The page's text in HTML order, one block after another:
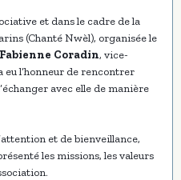
et dans le cadre de la
(Chanté Nwèl), organisée le
Fabienne Coradin, vice-
l’honneur de rencontrer
avec elle de manière
et de bienveillance,
les missions, les valeurs